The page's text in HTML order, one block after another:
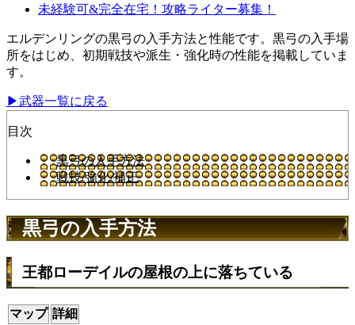
未経験可&完全在宅！攻略ライター募集！
エルデンリングの黒弓の入手方法と性能です。黒弓の入手場
所をはじめ、初期戦技や派生・強化時の性能を掲載していま
す。
▶武器一覧に戻る
目次
黒弓の入手方法
戦技/強化/補正
黒弓の入手方法
王都ローデイルの屋根の上に落ちている
マップ 詳細